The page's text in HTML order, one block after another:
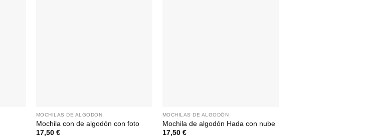
MOCHILAS DE ALGODÓN
Mochila con de algodón con foto
17,50 €
MOCHILAS DE ALGODÓN
Mochila de algodón Hada con nube
17,50 €